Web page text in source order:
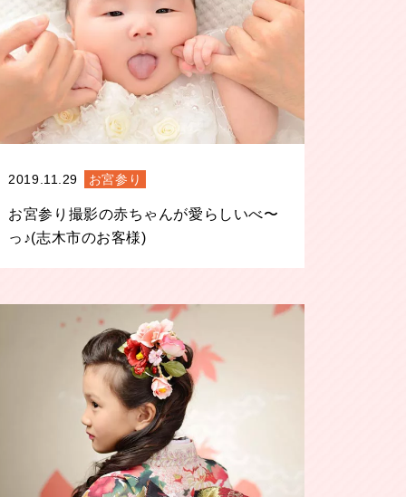
2019.11.29 お宮参り
お宮参り撮影の赤ちゃんが愛らしいべ〜
っ♪(志木市のお客様)